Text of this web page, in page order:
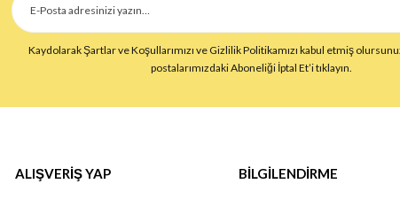
Kaydolarak Şartlar ve Koşullarımızı ve Gizlilik Politikamızı kabul etmiş
postalarımızdaki Aboneliği İptal Et’i tıklayın.
ALIŞVERİŞ YAP BİLGİLENDİRME